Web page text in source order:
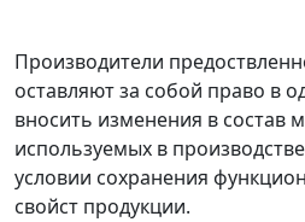
Производители
оставляют за собой право в
вносить изменения в состав
используемых в
условии сохранения
свойст продукции.